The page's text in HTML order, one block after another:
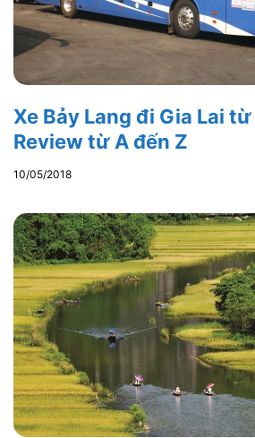
Xe Bảy Lang đi Gia Lai
Review từ A đến Z
10/05/2018